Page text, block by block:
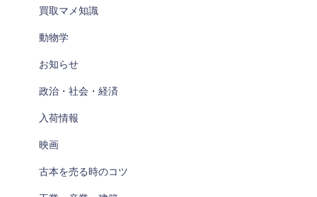
買取マメ知識
動物学
お知らせ
政治・社会・経済
入荷情報
映画
古本を売る時のコツ